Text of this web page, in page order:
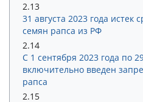
2.13
31 августа 2023 года истек
семян рапса из РФ
2.14
С 1 сентября 2023 года по
включительно введен
рапса
2.15